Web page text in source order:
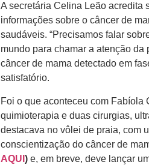
A secretária Celina Leão acredita
informações sobre o câncer de
saudáveis. “Precisamos falar
mundo para chamar a atenção da
câncer de mama detectado em
satisfatório.
Foi o que aconteceu com Fabíola
quimioterapia e duas cirurgias,
destacava no vôlei de praia, com
conscientização do câncer de
AQUI ) e, em breve, deve lançar